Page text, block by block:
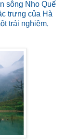
sông Nho Quế
trưng của Hà
trải nghiệm,